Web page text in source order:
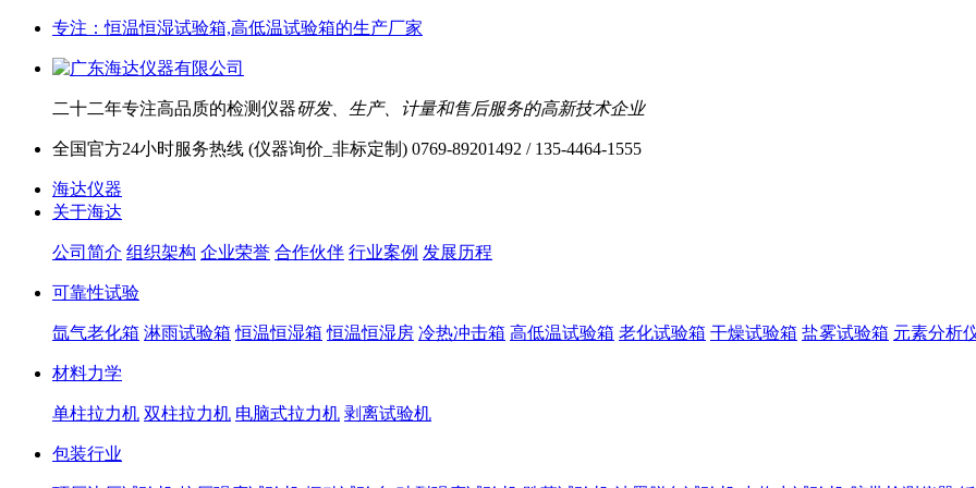
专注：恒温恒湿试验箱,高低温试验箱的生产厂家
二十二年专注高品质的检测仪器研发、生产、计量和售后服务的高新技术企业
全国官方24小时服务热线 (仪器询价_非标定制) 0769-89201492 / 135-4464-1555
海达仪器
关于海达
公司简介 组织架构 企业荣誉 合作伙伴 行业案例 发展历程
可靠性试验
氙气老化箱 淋雨试验箱 恒温恒湿箱 恒温恒湿房 冷热冲击箱 高低温试验箱 老化试验箱 干燥试验箱 盐雾试验箱 元素分析
材料力学
单柱拉力机 双柱拉力机 电脑式拉力机 剥离试验机
包装行业